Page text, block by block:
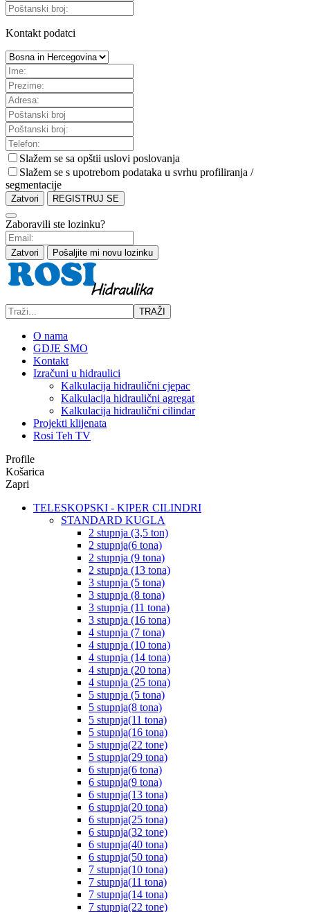
Kontakt podatci
Slažem se sa opštii uslovi poslovanja
Slažem se s upotrebom podataka u svrhu profiliranja /
segmentacije
Zatvori REGISTRUJ SE
Zaboravili ste lozinku?
Zatvori Pošaljite mi novu lozinku
TRAŽI
O nama
GDJE SMO
Kontakt
Izračuni u hidraulici
Kalkulacija hidraulični cjepac
Kalkulacija hidraulični agregat
Kalkulacija hidraulični cilindar
Projekti klijenata
Rosi Teh TV
Profile
Košarica
Zapri
TELESKOPSKI - KIPER CILINDRI
STANDARD KUGLA
2 stupnja (3,5 ton)
2 stupnja(6 tona)
2 stupnja (9 tona)
2 stupnja (13 tona)
3 stupnja (5 tona)
3 stupnja (8 tona)
3 stupnja (11 tona)
3 stupnja (16 tona)
4 stupnja (7 tona)
4 stupnja (10 tona)
4 stupnja (14 tona)
4 stupnja (20 tona)
4 stupnja (25 tona)
5 stupnja (5 tona)
5 stupnja(8 tona)
5 stupnja(11 tona)
5 stupnja(16 tona)
5 stupnja(22 tone)
5 stupnja(29 tona)
6 stupnja(6 tona)
6 stupnja(9 tona)
6 stupnja(13 tona)
6 stupnja(20 tona)
6 stupnja(25 tona)
6 stupnja(32 tone)
6 stupnja(40 tona)
6 stupnja(50 tona)
7 stupnja(10 tona)
7 stupnja(11 tona)
7 stupnja(14 tona)
7 stupnja(22 tone)